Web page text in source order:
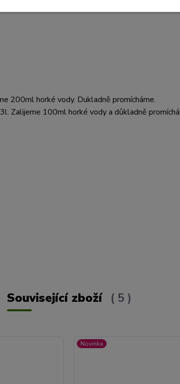
200ml horké vody. Dukladně promícháme.
Zalijeme 100ml horké vody a důkladně
Související zboží 5
Novinka